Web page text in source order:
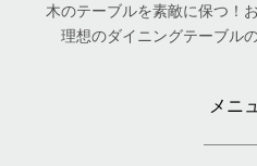
木のテーブルを素敵に保つ！
理想のダイニングテーブル
メニ